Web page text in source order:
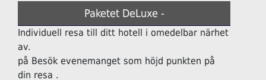
Paketet DeLuxe -
Individuell resa till ditt hotell i omedelbar närhet
av.
på Besök evenemanget som höjd punkten på
din resa .